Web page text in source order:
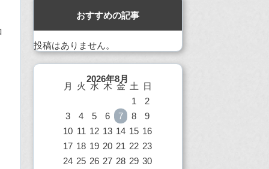
おすすめの記事
投稿はありません。
2026年8月
月 火 水 木 金 土
日
1
2
3
4 5 6 7 8
9
10 11 12 13 14 15 16
17 18 19 20 21 22 23
24 25 26 27 28 29 30